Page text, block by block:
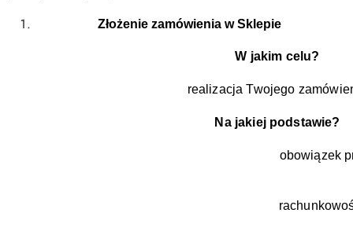
Złożenie zamówienia w Sklepie
W jakim celu?
realizacja Twojego
Na jakiej podstawie?
obowiązek